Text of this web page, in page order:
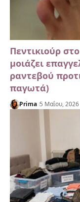
Πεντικιούρ
μοιάζει
ραντεβού
παγωτά)
Prima 5 Μαΐου, 2026